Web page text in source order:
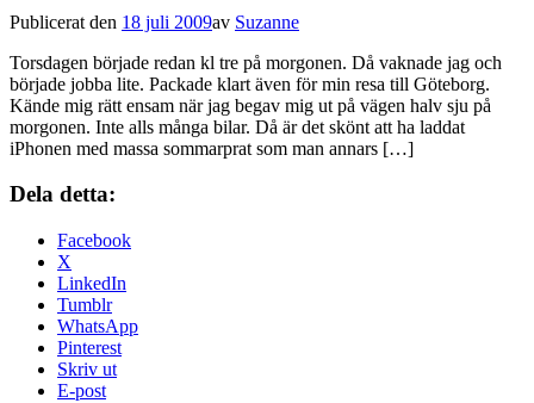
Publicerat den 18 juli 2009av Suzanne
Torsdagen började redan kl tre på morgonen. Då vaknade jag och
började jobba lite. Packade klart även för min resa till Göteborg.
Kände mig rätt ensam när jag begav mig ut på vägen halv sju på
morgonen. Inte alls många bilar. Då är det skönt att ha laddat
iPhonen med massa sommarprat som man annars […]
Dela detta:
Facebook
X
LinkedIn
Tumblr
WhatsApp
Pinterest
Skriv ut
E-post